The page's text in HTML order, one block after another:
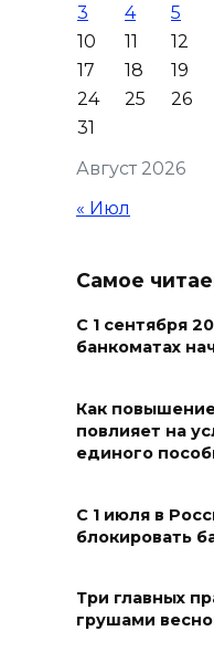
пропала 17-
05 августа 2026
отключения
05 августа 2026
Молодые
05 августа 2026
05 августа 2026
Футбольный
России
Август 2026
3
4 5
10
11 12
17
18 19
24
25 26
31
« Июл
Самое
С 1 сентября
банкоматах
Как
повлияет на
единого
С 1 июля в
блокировать
Три главных
грушами